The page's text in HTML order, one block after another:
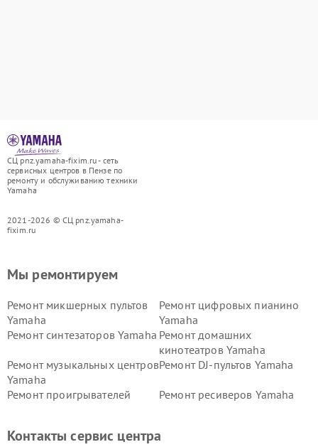
СЦ pnz.yamaha-fixim.ru - сеть
сервисных центров в Пензе по
ремонту и обслуживанию техники
Yamaha
2021-2026 © СЦ pnz.yamaha-
fixim.ru
Мы ремонтируем
Ремонт микшерных пультов
Yamaha
Ремонт цифровых пианино
Yamaha
Ремонт синтезаторов Yamaha Ремонт домашних
кинотеатров Yamaha
Ремонт музыкальных центров
Yamaha
Ремонт DJ-пультов Yamaha
Ремонт проигрывателей
Ремонт ресиверов Yamaha
Yamaha
Yamaha
Контакты сервис центра